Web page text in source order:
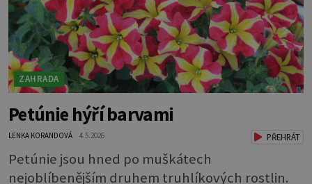
ZAHRADA
Petúnie hýří barvami
LENKA KORANDOVÁ 4.5.2026 PŘEHRÁT
Petúnie jsou hned po muškátech
nejoblíbenějším druhem truhlíkových rostlin.